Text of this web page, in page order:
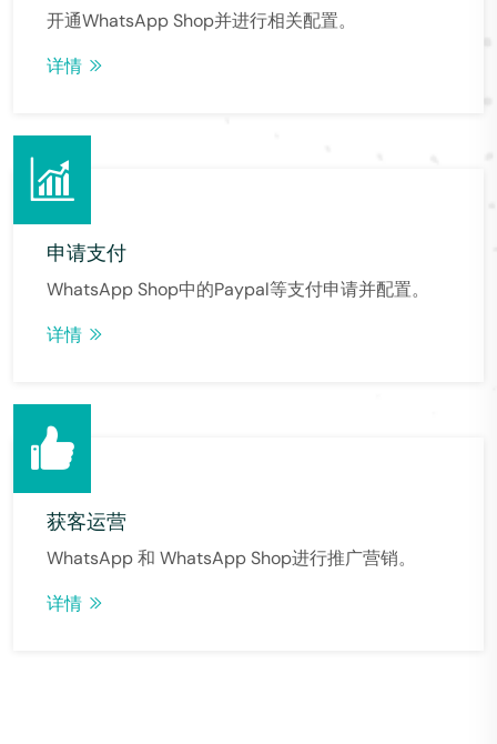
开通WhatsApp Shop并进行相关配置。
详情
申请支付
WhatsApp Shop中的Paypal等支付申请并配置。
详情
获客运营
WhatsApp 和 WhatsApp Shop进行推广营销。
详情